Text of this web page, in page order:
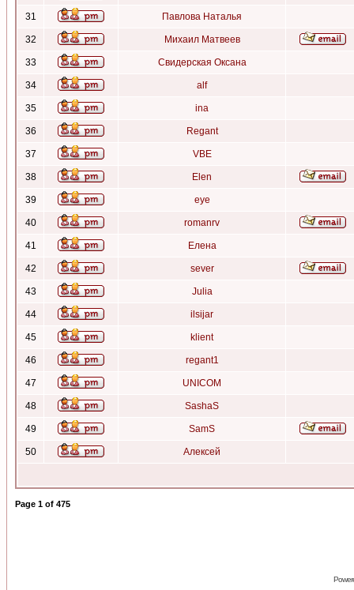
31 Павлова Наталья
32 Михаил Матвеев
33 Свидерская Оксана
34 alf
35 ina
36 Regant
37 VBE
38 Elen
39 eye
40 romanrv
41 Елена
42 sever
43 Julia
44 ilsijar
45 klient
46 regant1
47 UNICOM
48 SashaS
49 SamS
50 Алексей
Page 1 of 475